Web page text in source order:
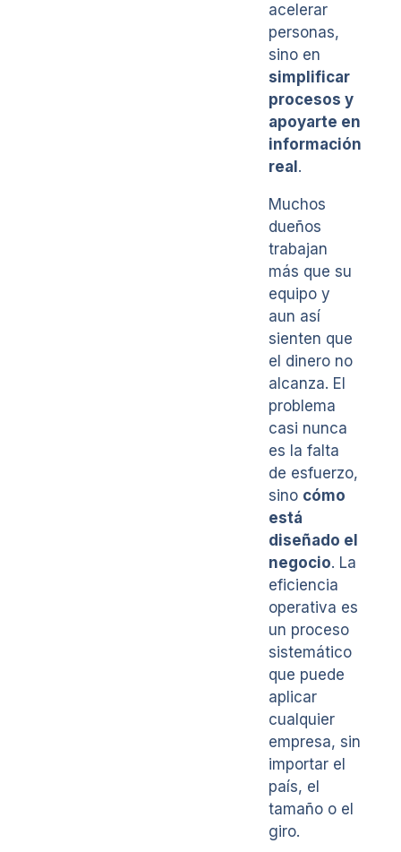
acelerar
personas,
sino en
simplificar
procesos y
apoyarte en
información
real .
Muchos
dueños
trabajan
más que su
equipo y
aun así
sienten que
el dinero no
alcanza. El
problema
casi nunca
es la falta
de esfuerzo,
sino cómo
está
diseñado el
negocio. La
eficiencia
operativa es
un proceso
sistemático
que puede
aplicar
cualquier
empresa, sin
importar el
país, el
tamaño o el
giro.